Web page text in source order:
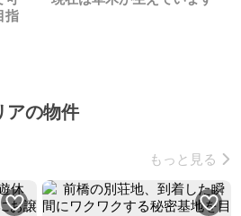
指
アの物件
もっと見る